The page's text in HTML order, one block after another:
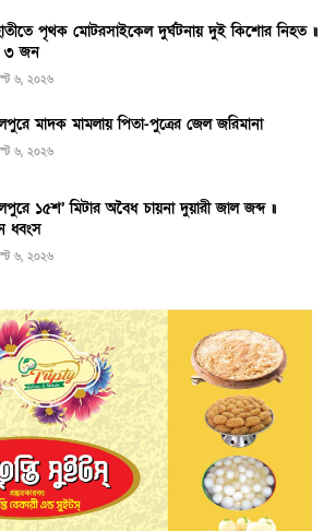
পৃথক মোটরসাইকেল দুর্ঘটনায় দুই কিশোর নিহত ॥
জন
৬, ২০২৬
মাদক মামলায় পিতা-পুত্রের জেল জরিমানা
৬, ২০২৬
১৫শ’ মিটার অবৈধ চায়না দুয়ারী জাল জব্দ ॥
ধ্বংস
৬, ২০২৬